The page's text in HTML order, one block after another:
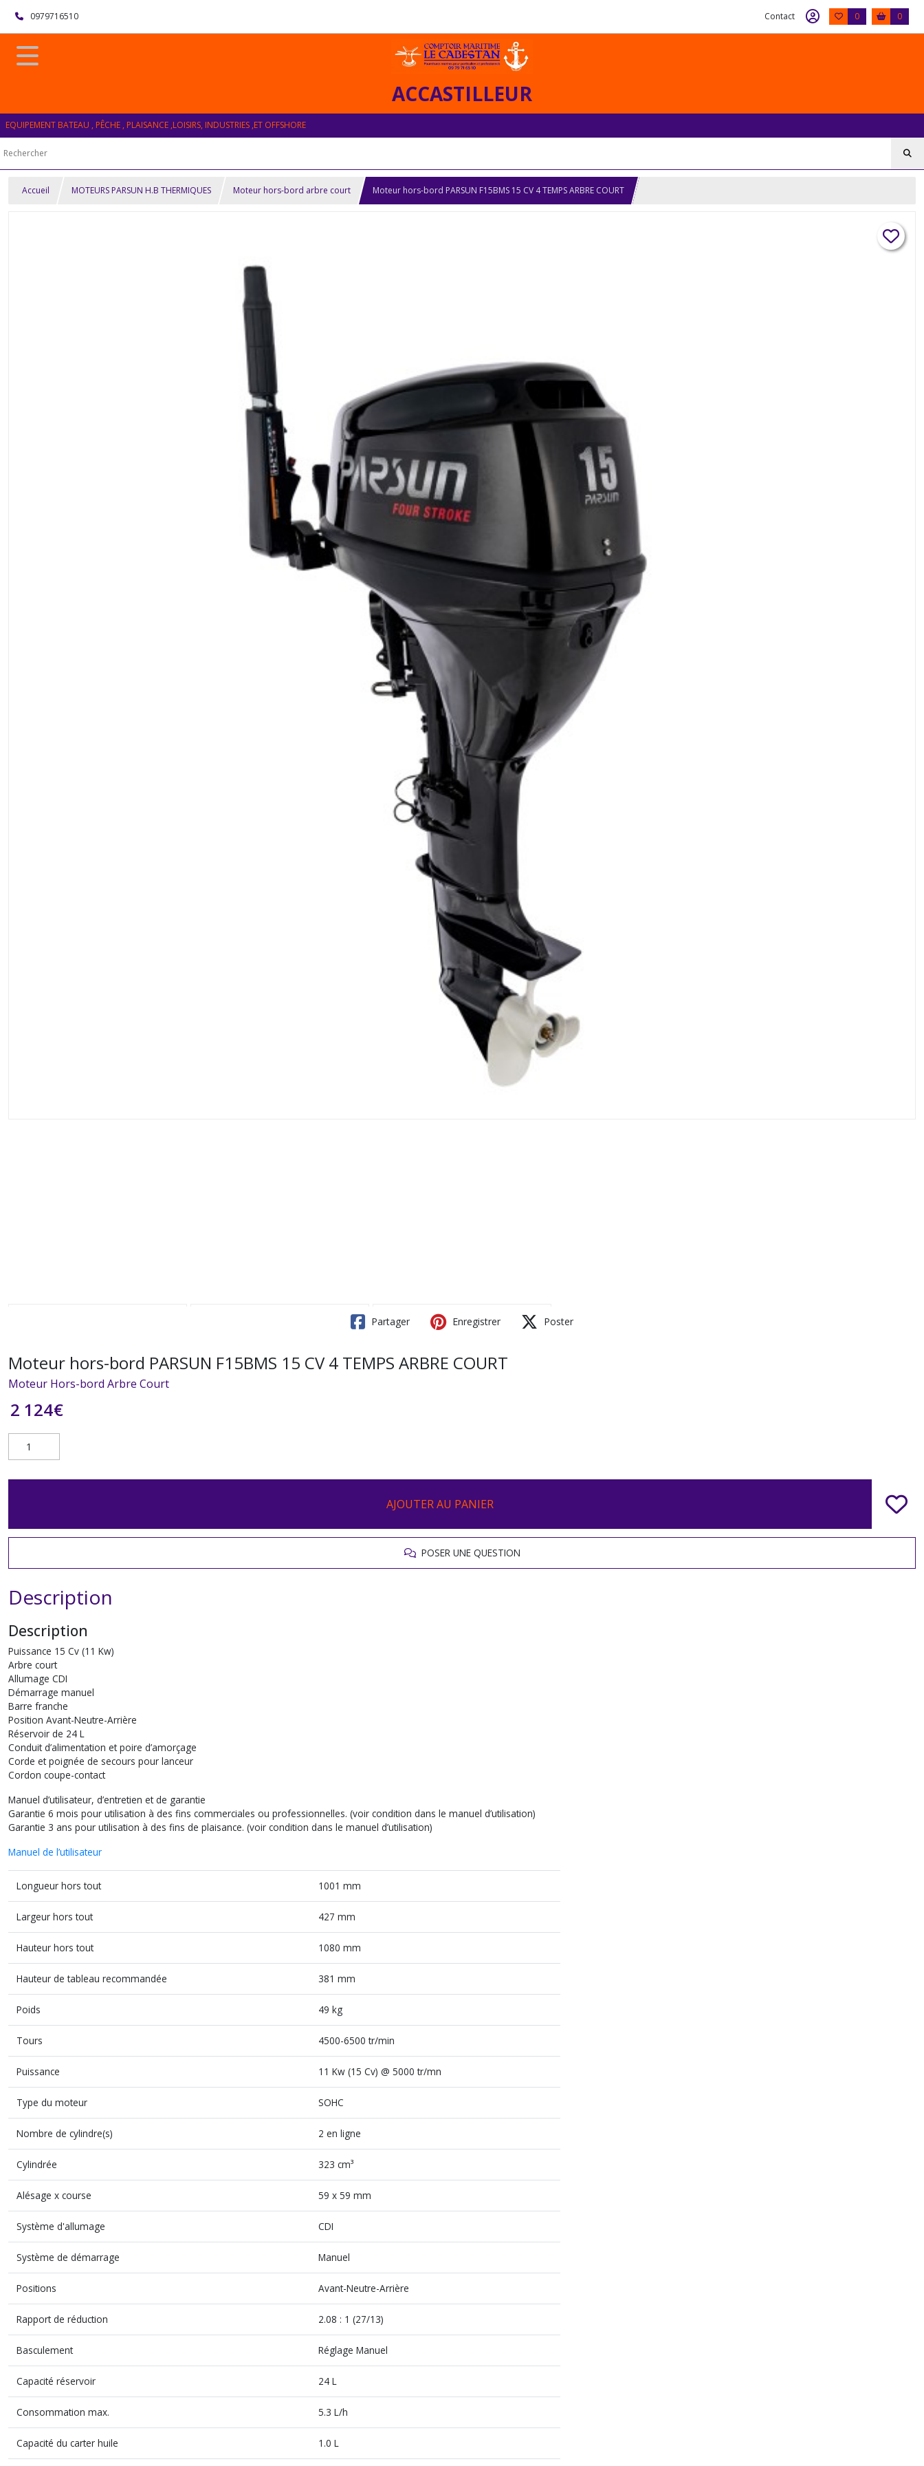
0979716510 Contact 0 0
ACCASTILLEUR
EQUIPEMENT BATEAU , PÊCHE , PLAISANCE ,LOISIRS, INDUSTRIES ,ET OFFSHORE
Accueil MOTEURS PARSUN H.B THERMIQUES Moteur hors-bord arbre court Moteur hors-bord PARSUN F15BMS 15 CV 4 TEMPS ARBRE COURT
Partager Enregistrer Poster
Moteur hors-bord PARSUN F15BMS 15 CV 4 TEMPS ARBRE COURT
Moteur Hors-bord Arbre Court
2 124€
AJOUTER AU PANIER
POSER UNE QUESTION
Description
Description
Puissance 15 Cv (11 Kw)
Arbre court
Allumage CDI
Démarrage manuel
Barre franche
Position Avant-Neutre-Arrière
Réservoir de 24 L
Conduit d’alimentation et poire d’amorçage
Corde et poignée de secours pour lanceur
Cordon coupe-contact
Manuel d’utilisateur, d’entretien et de garantie
Garantie 6 mois pour utilisation à des fins commerciales ou professionnelles. (voir condition dans le manuel d’utilisation)
Garantie 3 ans pour utilisation à des fins de plaisance. (voir condition dans le manuel d’utilisation)
Manuel de l’utilisateur
Longueur hors tout 1001 mm
Largeur hors tout 427 mm
Hauteur hors tout 1080 mm
Hauteur de tableau recommandée 381 mm
Poids 49 kg
Tours 4500-6500 tr/min
Puissance 11 Kw (15 Cv) @ 5000 tr/mn
Type du moteur SOHC
Nombre de cylindre(s) 2 en ligne
Cylindrée 323 cm³
Alésage x course 59 x 59 mm
Système d'allumage CDI
Système de démarrage Manuel
Positions Avant-Neutre-Arrière
Rapport de réduction 2.08 : 1 (27/13)
Basculement Réglage Manuel
Capacité réservoir 24 L
Consommation max. 5.3 L/h
Capacité du carter huile 1.0 L